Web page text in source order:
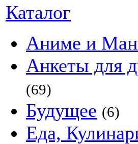
Каталог
Аниме и
Анкеты для
(69)
Будущее (6)
Еда,